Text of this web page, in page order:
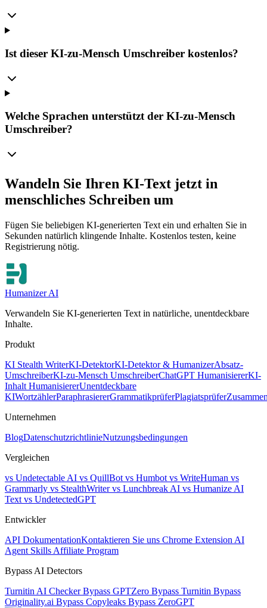
Ist dieser KI-zu-Mensch Umschreiber kostenlos?
Welche Sprachen unterstützt der KI-zu-Mensch
Umschreiber?
Wandeln Sie Ihren KI-Text jetzt in
menschliches Schreiben um
Fügen Sie beliebigen KI-generierten Text ein und erhalten Sie in
Sekunden natürlich klingende Inhalte. Kostenlos testen, keine
Registrierung nötig.
Humanizer AI
Verwandeln Sie KI-generierten Text in natürliche, unentdeckbare
Inhalte.
Produkt
KI Stealth WriterKI-DetektorKI-Detektor & HumanizerAbsatz-
UmschreiberKI-zu-Mensch UmschreiberChatGPT HumanisiererKI-
Inhalt HumanisiererUnentdeckbare
KIWortzählerParaphrasiererGrammatikprüferPlagiatsprüfer
Unternehmen
BlogDatenschutzrichtlinieNutzungsbedingungen
Vergleichen
vs Undetectable AI vs QuillBot vs Humbot vs WriteHuman vs
Grammarly vs StealthWritervs Lunchbreak AI vs Humanize AI
Text vs UndetectedGPT
Entwickler
API DokumentationKontaktieren Sie uns Chrome Extension AI
Agent Skills Affiliate Program
Bypass AI Detectors
Turnitin AI CheckerBypass GPTZero Bypass Turnitin Bypass
Originality.ai Bypass Copyleaks Bypass ZeroGPT